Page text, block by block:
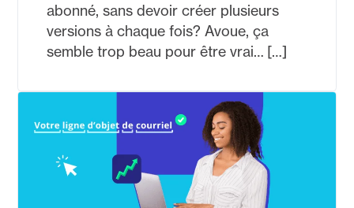
abonné, sans devoir créer plusieurs
versions à chaque fois? Avoue, ça
semble trop beau pour être vrai… […]